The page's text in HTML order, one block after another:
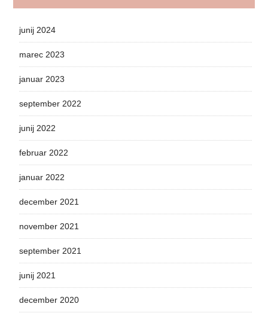
junij 2024
marec 2023
januar 2023
september 2022
junij 2022
februar 2022
januar 2022
december 2021
november 2021
september 2021
junij 2021
december 2020